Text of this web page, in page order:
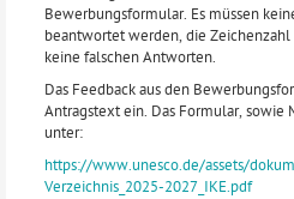
Bewerbungsformular. Es müssen
beantwortet werden, die
keine falschen Antworten.
Das Feedback aus den
Antragstext ein. Das Formular, sowie
unter:
https://www.unesco.de/assets/
Verzeichnis_2025-2027_IKE.pdf